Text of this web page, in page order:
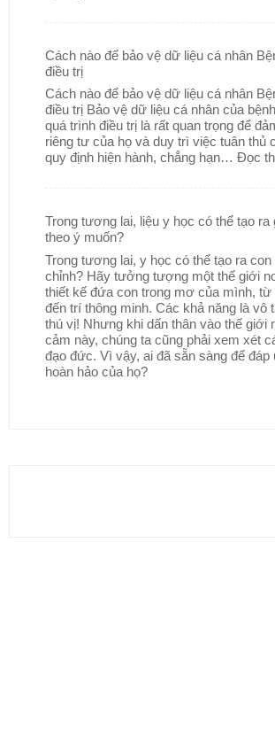
Cách nào để bảo vệ dữ liệu cá nhân
điều trị
Cách nào để bảo vệ dữ liệu cá nhân
điều trị Bảo vệ dữ liệu cá nhân của
quá trình điều trị là rất quan trọng để
riêng tư của họ và duy trì việc tuân thủ
quy định hiện hành, chẳng hạn… Đọc
Trong tương lai, liệu y học có thể tạo
theo ý muốn?
Trong tương lai, y học có thể tạo ra
chỉnh? Hãy tưởng tượng một thế giới
thiết kế đứa con trong mơ của mình, từ
đến trí thông minh. Các khả năng là vô
thú vị! Nhưng khi dấn thân vào thế giới
cảm này, chúng ta cũng phải xem xét
đạo đức. Vì vậy, ai đã sẵn sàng để đáp
hoàn hảo của họ?